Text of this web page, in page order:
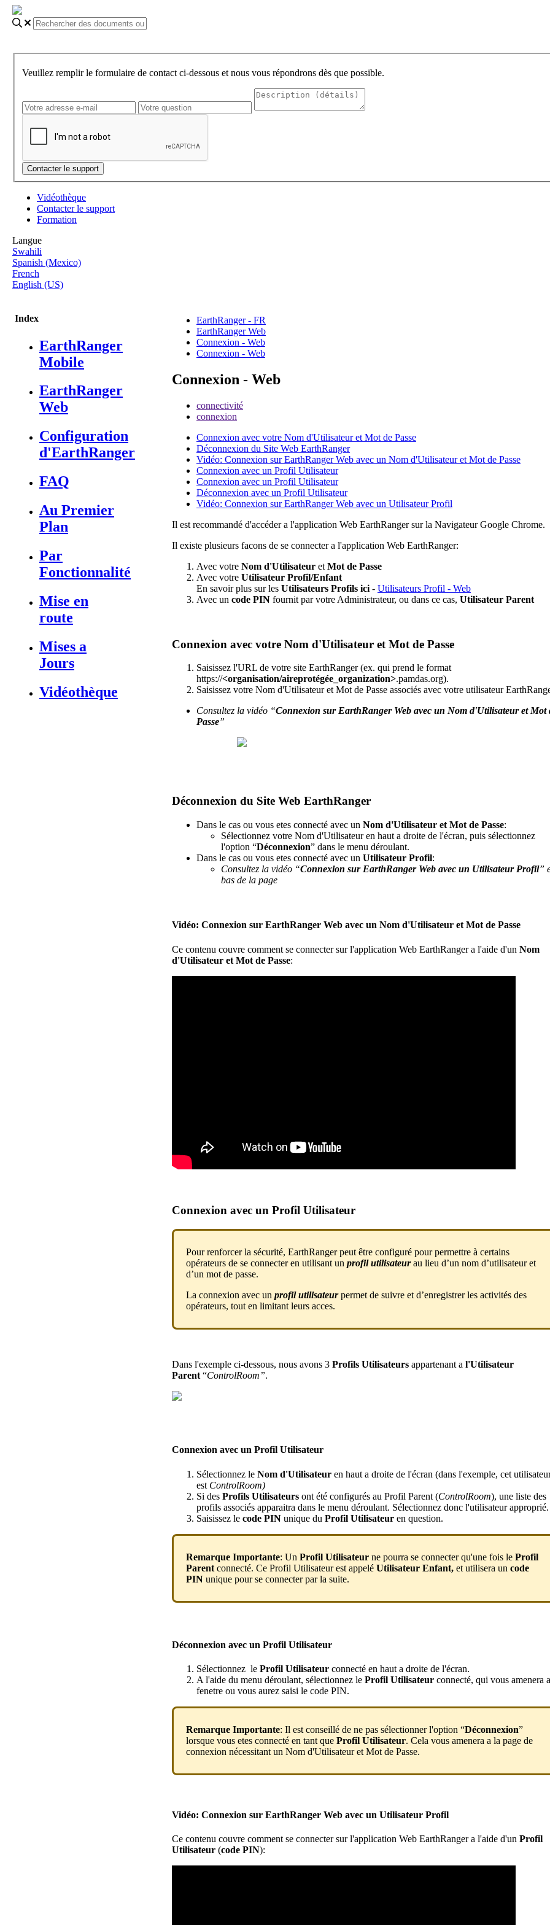
Veuillez remplir le formulaire de contact ci-dessous et nous vous répondrons dès que possible.
Vidéothèque
Contacter le support
Formation
Langue
Swahili
Spanish (Mexico)
French
English (US)
Index
EarthRanger
Mobile
EarthRanger
Web
Configuration
d'EarthRanger
FAQ
Au Premier
Plan
Par
Fonctionnalité
Mise en
route
Mises a
Jours
Vidéothèque
EarthRanger - FR
EarthRanger Web
Connexion - Web
Connexion - Web
Connexion - Web
connectivité
connexion
Connexion avec votre Nom d'Utilisateur et Mot de Passe
Déconnexion du Site Web EarthRanger
Vidéo: Connexion sur EarthRanger Web avec un Nom d'Utilisateur et Mot de Passe
Connexion avec un Profil Utilisateur
Connexion avec un Profil Utilisateur
Déconnexion avec un Profil Utilisateur
Vidéo: Connexion sur EarthRanger Web avec un Utilisateur Profil
Il est recommandé d'accéder a l'application Web EarthRanger sur la Navigateur Google Chrome.
Il existe plusieurs facons de se connecter a l'application Web EarthRanger:
Avec votre Nom d'Utilisateur et Mot de Passe
Avec votre Utilisateur Profil/Enfant
En savoir plus sur les Utilisateurs Profils ici - Utilisateurs Profil - Web
Avec un code PIN fournit par votre Administrateur, ou dans ce cas, Utilisateur Parent
Connexion avec votre Nom d'Utilisateur et Mot de Passe
Saisissez l'URL de votre site EarthRanger (ex. qui prend le format
https://<organisation/aireprotégée_organization>.pamdas.org).
Saisissez votre Nom d'Utilisateur et Mot de Passe associés avec votre utilisateur
Consultez la vidéo “Connexion sur EarthRanger Web avec un Nom d'Utilisateur et Mot
Passe”
Déconnexion du Site Web EarthRanger
Dans le cas ou vous etes connecté avec un Nom d'Utilisateur et Mot de Passe:
Sélectionnez votre Nom d'Utilisateur en haut a droite de l'écran, puis sélectionnez
l'option “Déconnexion” dans le menu déroulant.
Dans le cas ou vous etes connecté avec un Utilisateur Profil:
Consultez la vidéo “Connexion sur EarthRanger Web avec un Utilisateur Profil”
bas de la page
Vidéo: Connexion sur EarthRanger Web avec un Nom d'Utilisateur et Mot de Passe
Ce contenu couvre comment se connecter sur l'application Web EarthRanger a l'aide d'un Nom
d'Utilisateur et Mot de Passe:
Connexion avec un Profil Utilisateur
Pour renforcer la sécurité, EarthRanger peut être configuré pour permettre à certains
opérateurs de se connecter en utilisant un profil utilisateur au lieu d’un nom d’utilisateur et
d’un mot de passe.
La connexion avec un profil utilisateur permet de suivre et d’enregistrer les activités des
opérateurs, tout en limitant leurs acces.
Dans l'exemple ci-dessous, nous avons 3 Profils Utilisateurs appartenant a l'Utilisateur
Parent “ControlRoom”.
Connexion avec un Profil Utilisateur
Sélectionnez le Nom d'Utilisateur en haut a droite de l'écran (dans l'exemple, cet
est ControlRoom)
Si des Profils Utilisateurs ont été configurés au Profil Parent (ControlRoom), une liste des
profils associés apparaitra dans le menu déroulant. Sélectionnez donc l'utilisateur approprié.
Saisissez le code PIN unique du Profil Utilisateur en question.
Remarque Importante: Un Profil Utilisateur ne pourra se connecter qu'une fois le Profil
Parent connecté. Ce Profil Utilisateur est appelé Utilisateur Enfant, et utilisera un code
PIN unique pour se connecter par la suite.
Déconnexion avec un Profil Utilisateur
Sélectionnez le Profil Utilisateur connecté en haut a droite de l'écran.
A l'aide du menu déroulant, sélectionnez le Profil Utilisateur connecté, qui vous amenera a
fenetre ou vous aurez saisi le code PIN.
Remarque Importante: Il est conseillé de ne pas sélectionner l'option “Déconnexion”
lorsque vous etes connecté en tant que Profil Utilisateur. Cela vous amenera a la page de
connexion nécessitant un Nom d'Utilisateur et Mot de Passe.
Vidéo: Connexion sur EarthRanger Web avec un Utilisateur Profil
Ce contenu couvre comment se connecter sur l'application Web EarthRanger a l'aide d'un Profil
Utilisateur (code PIN):